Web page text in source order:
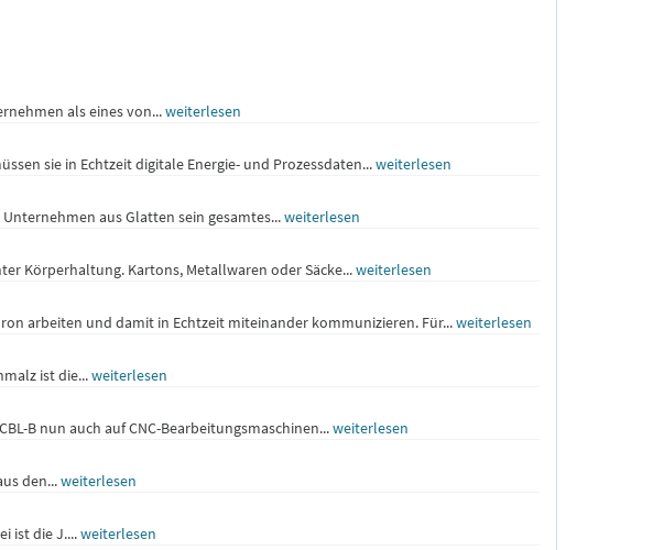
als eines von...weiterlesen
sie in Echtzeit digitale Energie- und Prozessdaten...weiterlesen
aus Glatten sein gesamtes...weiterlesen
Körperhaltung. Kartons, Metallwaren oder Säcke...weiterlesen
arbeiten und damit in Echtzeit miteinander kommunizieren. Für...weiterlesen
ist die...weiterlesen
B nun auch auf CNC-Bearbeitungsmaschinen...weiterlesen
den...weiterlesen
ist die J....weiterlesen